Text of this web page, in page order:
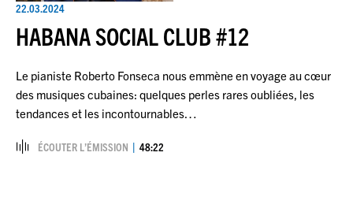
22.03.2024
HABANA SOCIAL CLUB #12
Le pianiste Roberto Fonseca nous emmène en voyage au cœur
des musiques cubaines: quelques perles rares oubliées, les
tendances et les incontournables…
ÉCOUTER L’ÉMISSION 48:22